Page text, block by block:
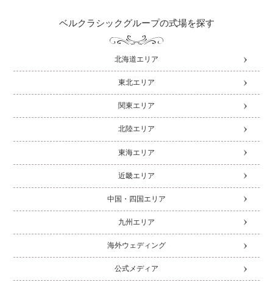
ベルクラシックグループの式場を探す
北海道エリア
東北エリア
関東エリア
北陸エリア
東海エリア
近畿エリア
中国・四国エリア
九州エリア
海外ウェディング
公式メディア